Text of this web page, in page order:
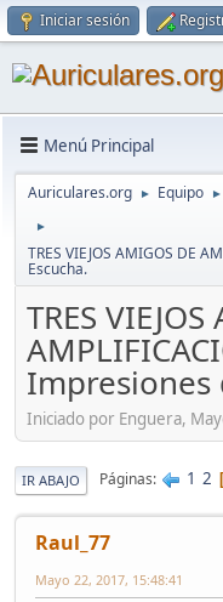
Iniciar sesión
Menú Principal
Auriculares.org ► Equipo ►
►
TRES VIEJOS AMIGOS DE
Escucha.
TRES
Impresiones
Iniciado por Enguera,
IR ABAJO Páginas 1 2
Raul_77
Mayo 22, 2017, 15:48:41